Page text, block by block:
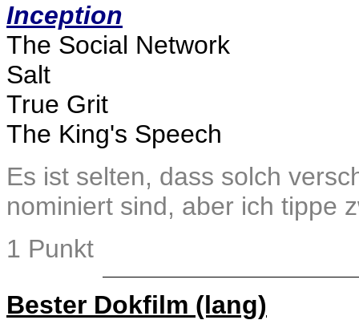
Inception
The Social Network
Salt
True Grit
The King's Speech
Es ist selten, dass solch
nominiert sind, aber ich tippe
1 Punkt
Bester Dokfilm (lang)